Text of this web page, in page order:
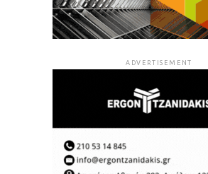
ADVERTISEMENT